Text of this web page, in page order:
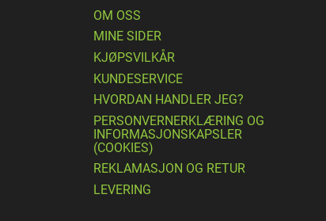
OM OSS
MINE SIDER
​KJØPSVILKÅR
KUNDESERVICE
HVORDAN HANDLER JEG?
PERSONVERNERKLÆRING OG
INFORMASJONSKAPSLER
(COOKIES)
REKLAMASJON OG RETUR
LEVERING